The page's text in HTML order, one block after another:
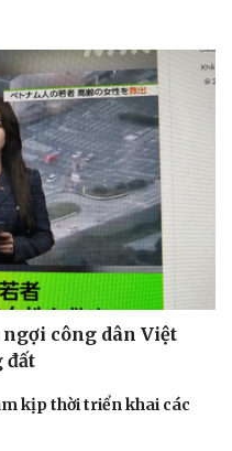
Đời sống
Nhà đẹp
Blog
Tình yêu - Gia đình
công dân Việt
đất
kịp thời triển khai các